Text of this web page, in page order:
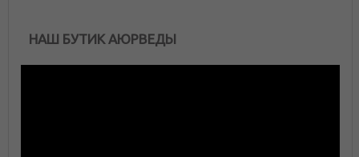
НАШ БУТИК АЮРВЕДЫ